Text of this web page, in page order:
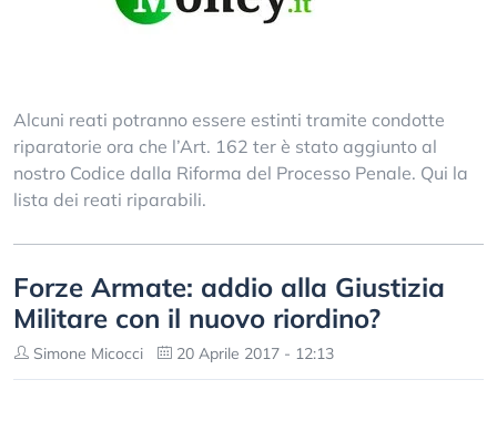
Alcuni reati potranno essere estinti tramite condotte
riparatorie ora che l’Art. 162 ter è stato aggiunto al
nostro Codice dalla Riforma del Processo Penale. Qui la
lista dei reati riparabili.
Forze Armate: addio alla Giustizia
Militare con il nuovo riordino?
Simone Micocci 20 Aprile 2017 - 12:13